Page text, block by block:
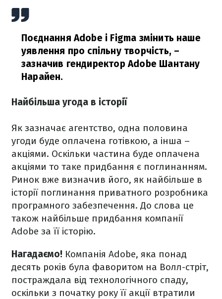
Поєднання Adobe і Figma змінить наше
уявлення про спільну творчість, –
зазначив гендиректор Adobe Шантану
Нарайен.
Найбільша угода в історії
Як зазначає агентство, одна половина
угоди буде оплачена готівкою, а інша –
акціями. Оскільки частина буде оплачена
акціями то таке придбання є поглинанням.
Ринок вже визначив його, як найбільше в
історії поглинання приватного розробника
програмного забезпечення. До слова це
також найбільше придбання компанії
Adobe за її історію.
Нагадаємо! Компанія Adobe, яка понад
десять років була фаворитом на Волл-стріт,
постраждала від технологічного спаду,
оскільки з початку року її акції втратили